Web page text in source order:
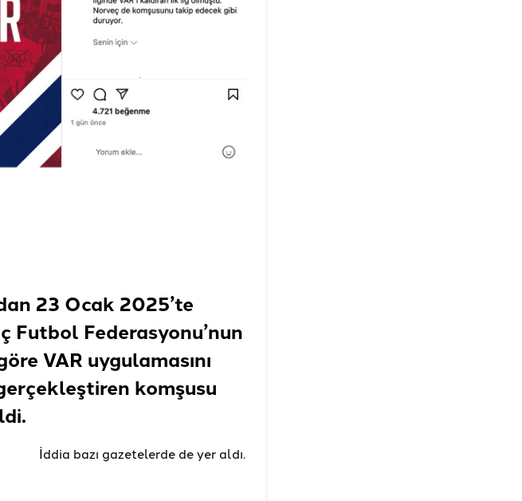
23 Ocak 2025’te
Futbol Federasyonu’nun
VAR uygulamasını
komşusu
İddia bazı gazetelerde de yer aldı.